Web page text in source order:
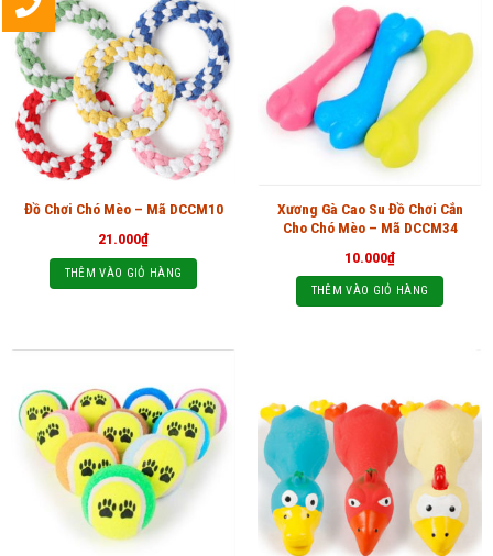
Đồ Chơi Chó Mèo – Mã DCCM10
21.000₫
THÊM VÀO GIỎ HÀNG
Xương Gà Cao Su Đồ Chơi Cắn
Cho Chó Mèo – Mã DCCM34
10.000₫
THÊM VÀO GIỎ HÀNG